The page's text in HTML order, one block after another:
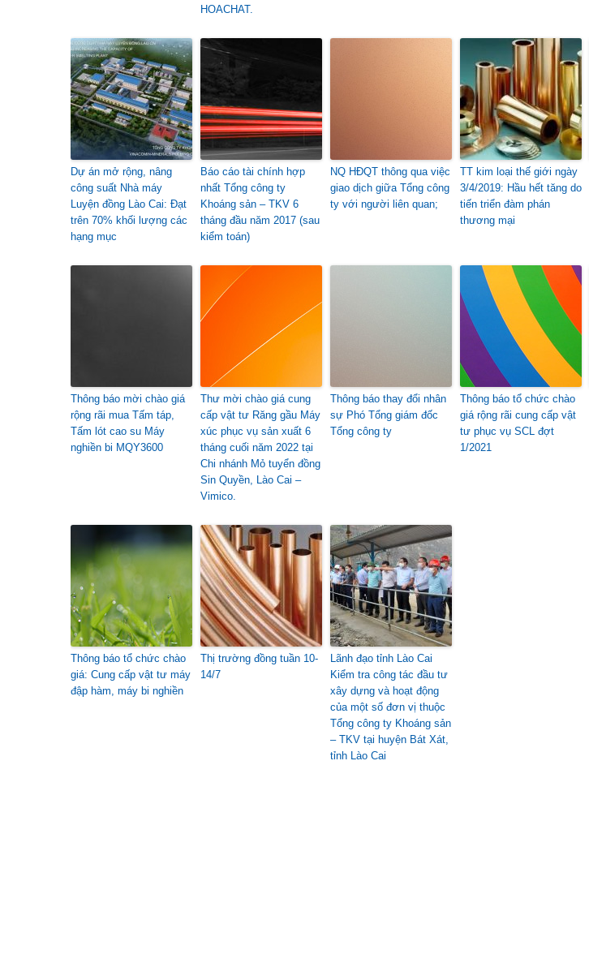
HOACHAT.
Dự án mở rộng, nâng
công suất Nhà máy
Luyện đồng Lào Cai: Đạt
trên 70% khối lượng các
hạng mục
Báo cáo tài chính hợp
nhất Tổng công ty
Khoáng sản – TKV 6
tháng đầu năm 2017 (sau
kiểm toán)
NQ HĐQT thông qua việc
giao dịch giữa Tổng công
ty với người liên quan;
TT kim loại thế giới ngày
3/4/2019: Hầu hết tăng do
tiến triển đàm phán
thương mại
Thông báo mời chào giá
rộng rãi mua Tấm táp,
Tấm lót cao su Máy
nghiền bi MQY3600
Thư mời chào giá cung
cấp vật tư Răng gầu Máy
xúc phục vụ sản xuất 6
tháng cuối năm 2022 tại
Chi nhánh Mỏ tuyển đồng
Sin Quyền, Lào Cai –
Vimico.
Thông báo thay đổi nhân
sự Phó Tổng giám đốc
Tổng công ty
Thông báo tổ chức chào
giá rộng rãi cung cấp vật
tư phục vụ SCL đợt
1/2021
Thông báo tổ chức chào
giá: Cung cấp vật tư máy
đập hàm, máy bi nghiền
Thị trường đồng tuần 10-
14/7
Lãnh đạo tỉnh Lào Cai
Kiểm tra công tác đầu tư
xây dựng và hoạt động
của một số đơn vị thuộc
Tổng công ty Khoáng sản
– TKV tại huyện Bát Xát,
tỉnh Lào Cai